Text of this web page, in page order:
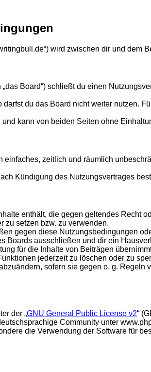
wird zwischen dir und
Board“) schließt du einen
du das Board nicht weiter nutzen.
kann von beiden Seiten ohne
zeitlich und räumlich
Kündigung des Nutzungsvertrages
enthält, die gegen geltendes Recht
zu setzen bzw. zu verwenden.
gegen diese Nutzungsbedingungen
Boards ausschließen und dir ein
für die Inhalte von Beiträgen
jederzeit zu löschen oder zu
sofern sie gegen o. g.
der „GNU General Public License v2“
Community unter
die Verwendung der Software für